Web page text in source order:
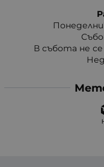
В събота не